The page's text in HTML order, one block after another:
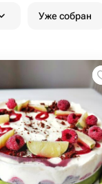
Уже собран